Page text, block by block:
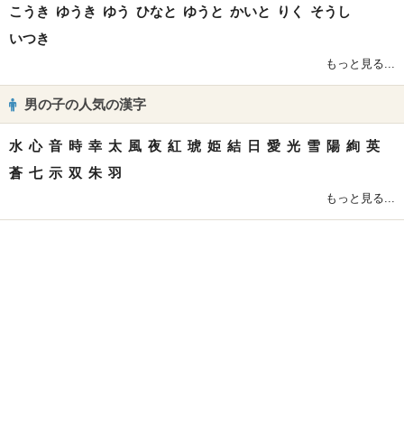
こうき ゆうき ゆう ひなと ゆうと かいと りく
そうし
いつき
もっと見る...
男の子の人気の漢字
水 心 音 時 幸 太 風 夜 紅 琥 姫 結 日 愛 光 雪 陽 絢 英
蒼 七 示 双 朱 羽
もっと見る...